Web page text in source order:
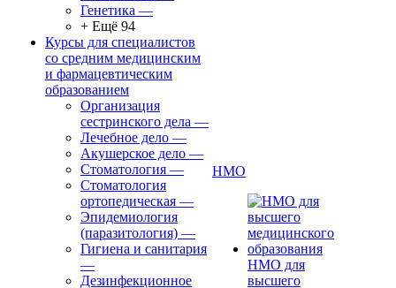
Генетика —
+ Ещё 94
Курсы для специалистов
со средним медицинским
и фармацевтическим
образованием
Организация
сестринского дела —
Лечебное дело —
Акушерское дело —
Стоматология —
Стоматология
ортопедическая —
Эпидемиология
(паразитология) —
Гигиена и санитария
—
Дезинфекционное
НМО
НМО для
высшего